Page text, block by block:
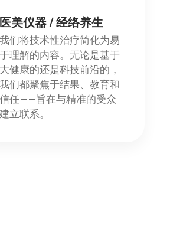
医美仪器 / 经络养生
我们将技术性治疗简化为易
于理解的内容。无论是基于
大健康的还是科技前沿的，
我们都聚焦于结果、教育和
信任——旨在与精准的受众
建立联系。